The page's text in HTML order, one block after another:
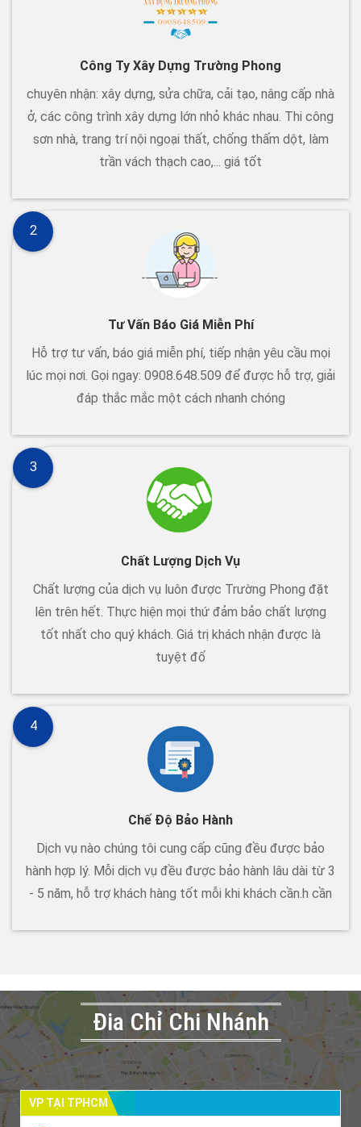
Công Ty Xây Dựng Trường Phong
chuyên nhận: xây dựng, sửa chữa, cải tạo, nâng cấp nhà
ở, các công trình xây dựng lớn nhỏ khác nhau. Thi công
sơn nhà, trang trí nội ngoại thất, chống thấm dột, làm
trần vách thạch cao,... giá tốt
Tư Vấn Báo Giá Miễn Phí
Hỗ trợ tư vấn, báo giá miễn phí, tiếp nhận yêu cầu mọi
lúc mọi nơi. Gọi ngay: 0908.648.509 để được hỗ trợ, giải
đáp thắc mắc một cách nhanh chóng
2
Chất Lượng Dịch Vụ
Chất lượng của dịch vụ luôn được Trường Phong đặt
lên trên hết. Thực hiện mọi thứ đảm bảo chất lượng
tốt nhất cho quý khách. Giá trị khách nhận được là
tuyệt đố
3
Chế Độ Bảo Hành
Dịch vụ nào chúng tôi cung cấp cũng đều được bảo
hành hợp lý. Mỗi dịch vụ đều được bảo hành lâu dài từ 3
- 5 năm, hỗ trợ khách hàng tốt mỗi khi khách cần.h cần
4
Đia Chỉ Chi Nhánh
VP TẠI TPHCM